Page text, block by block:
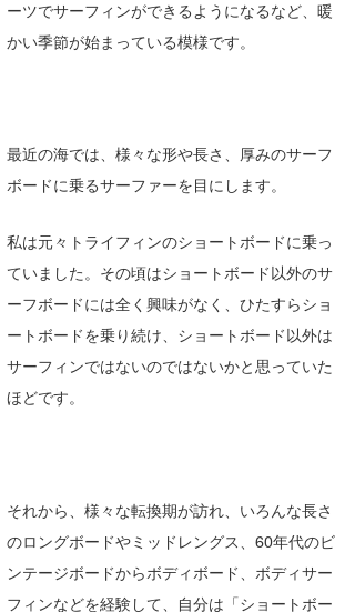
ーツでサーフィンができるようになるなど、暖
かい季節が始まっている模様です。
最近の海では、様々な形や長さ、厚みのサーフ
ボードに乗るサーファーを目にします。
私は元々トライフィンのショートボードに乗っ
ていました。その頃はショートボード以外のサ
ーフボードには全く興味がなく、ひたすらショ
ートボードを乗り続け、ショートボード以外は
サーフィンではないのではないかと思っていた
ほどです。
それから、様々な転換期が訪れ、いろんな長さ
のロングボードやミッドレングス、60年代のビ
ンテージボードからボディボード、ボディサー
フィンなどを経験して、自分は「ショートボー
Naoya Kimoto
Yasunari Inoue
DELTA FORCE SURF
CBA Films
メディア
Colors MAGAZINE
波伝説アンバサダー/プロライダー
福島寿実子
進士剛光
田原啓江
波伝説スタッフ
Aichan
chan-U